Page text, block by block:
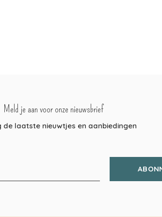
Meld je aan voor onze nieuwsbrief
de laatste nieuwtjes en aanbiedingen